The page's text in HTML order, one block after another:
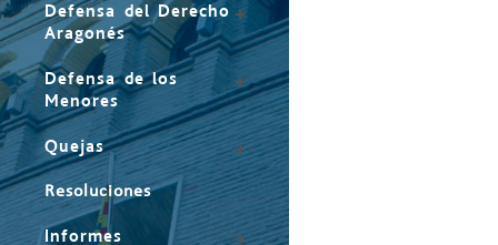
Defensa del Derecho
Aragonés
Defensa de los
Menores
Quejas
Resoluciones
Informes